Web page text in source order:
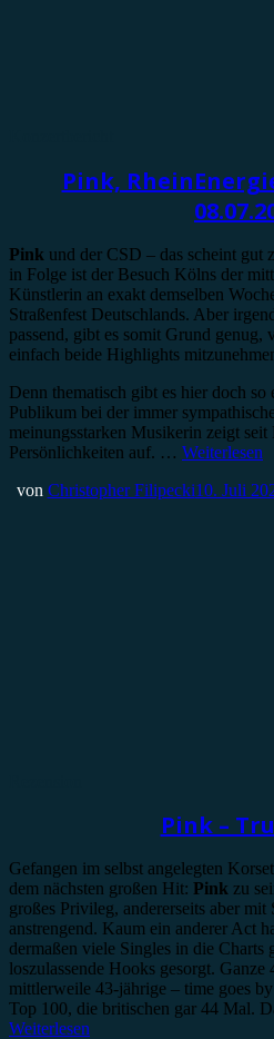
Pink,
Pink und der CSD – das scheint gut
in Folge ist der Besuch Kölns der
Künstlerin an exakt demselben
Straßenfest Deutschlands. Aber
passend, gibt es somit Grund genug,
einfach beide Highlights
Denn thematisch gibt es hier doch
Publikum bei der immer
meinungsstarken Musikerin zeigt seit
Persönlichkeiten auf. … Weiterlesen
von Christopher Filipecki10. Juli
Pink –
Gefangen im selbst angelegten
dem nächsten großen Hit: Pink zu
großes Privileg, andererseits aber
anstrengend. Kaum ein anderer Act
dermaßen viele Singles in die Charts
loszulassende Hooks gesorgt.
mittlerweile 43-jährige – time goes
Top 100, die britischen gar 44 Mal.
Weiterlesen